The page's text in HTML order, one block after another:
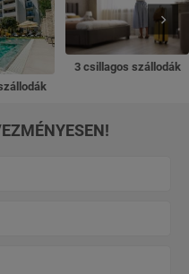
3 csillagos szállodák